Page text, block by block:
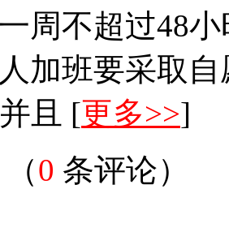
周不超过48
加班要采取
且 [更多>>]
0 条评论）